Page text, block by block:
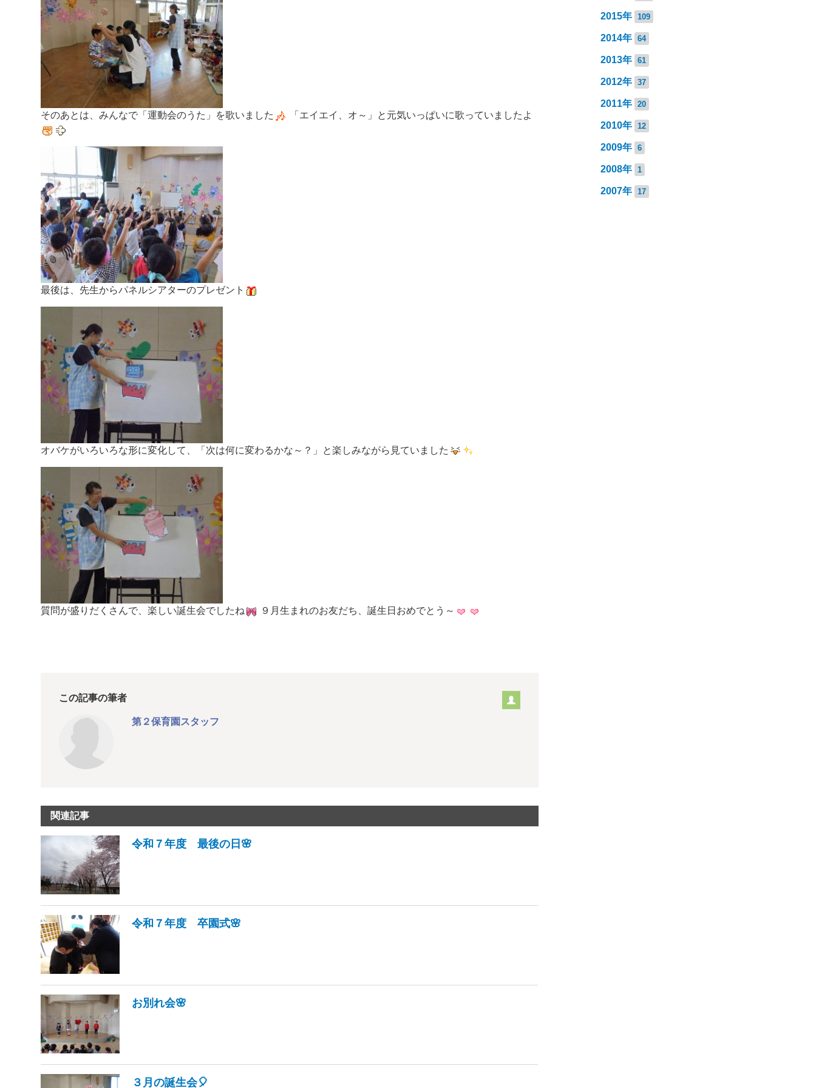
そのあとは、みんなで「運動会のうた」を歌いました 「エイエイ、オ～」と元気いっぱいに歌っていましたよ
最後は、先生からパネルシアターのプレゼント
オバケがいろいろな形に変化して、「次は何に変わるかな～？」と楽しみながら見ていました
質問が盛りだくさんで、楽しい誕生会でしたね ９月生まれのお友だち、誕生日おめでとう～
この記事の筆者
第２保育園スタッフ
関連記事
令和７年度 最後の日🌸
令和７年度 卒園式🌸
お別れ会🌸
３月の誕生会🎈
2015年 109
2014年 64
2013年 61
2012年 37
2011年 20
2010年 12
2009年 6
2008年 1
2007年 17